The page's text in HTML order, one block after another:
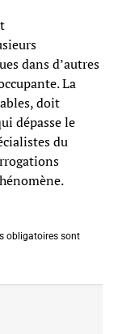
dans d’autres
La
doit
dépasse le
du
obligatoires sont